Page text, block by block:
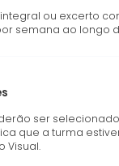
ou excerto
semana ao longo
ser
que a turma
Visual.